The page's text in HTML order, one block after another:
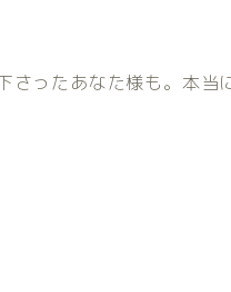
さったあなた様も。本